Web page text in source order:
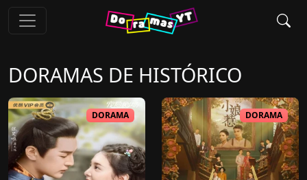
DORAMAS DE HISTÓRICO
DORAMA DORAMA